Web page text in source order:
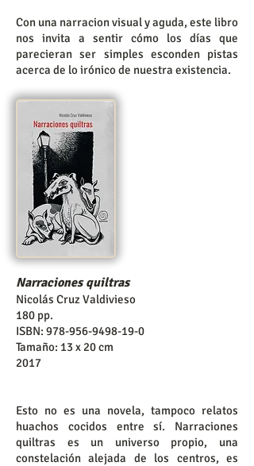
Con una narracion visual y aguda, este libro
nos invita a sentir cómo los días que
parecieran ser simples esconden pistas
acerca de lo irónico de nuestra existencia.​
Narraciones quiltras
Nicolás Cruz Valdivieso
180 pp.
ISBN: 978-956-9498-19-0
Tamaño: 13 x 20 cm
2017
Esto no es una novela, tampoco relatos
huachos cocidos entre sí. Narraciones
quiltras es un universo propio, una
constelación alejada de los centros, es